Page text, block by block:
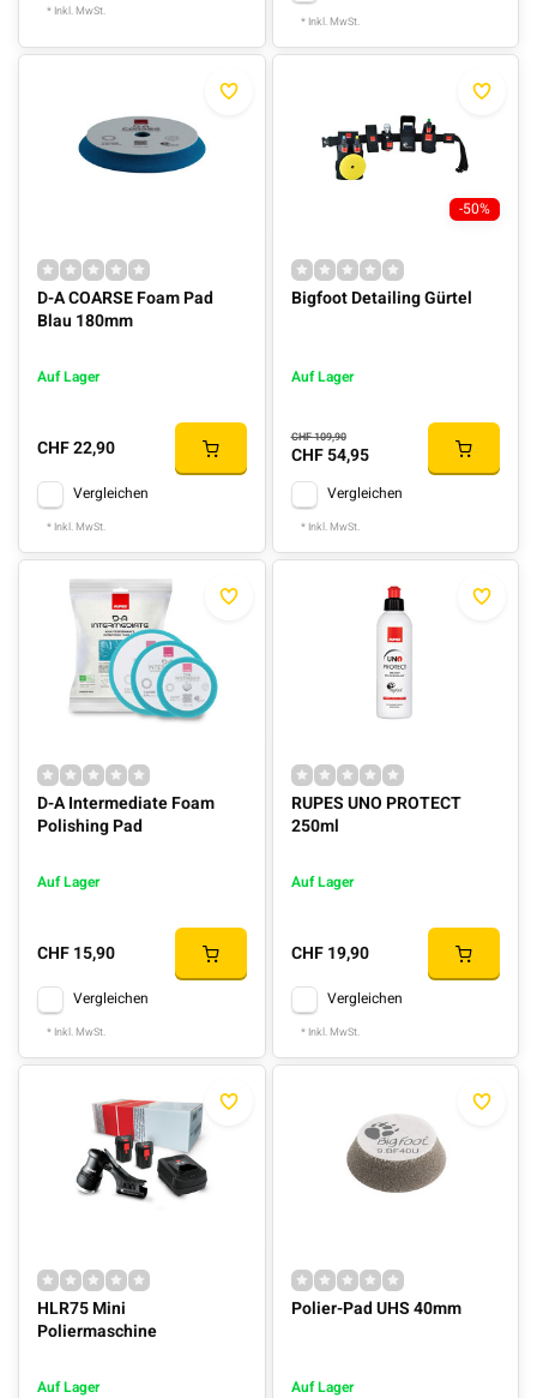
* Inkl. MwSt.
* Inkl. MwSt.
D-A COARSE Foam Pad
Blau 180mm
Auf Lager
CHF 22,90
Vergleichen
* Inkl. MwSt.
-50%
Bigfoot Detailing Gürtel
Auf Lager
CHF 109,90
CHF 54,95
Vergleichen
* Inkl. MwSt.
D-A Intermediate Foam
Polishing Pad
Auf Lager
CHF 15,90
Vergleichen
* Inkl. MwSt.
RUPES UNO PROTECT
250ml
Auf Lager
CHF 19,90
Vergleichen
* Inkl. MwSt.
HLR75 Mini
Poliermaschine
Auf Lager
Polier-Pad UHS 40mm
Auf Lager